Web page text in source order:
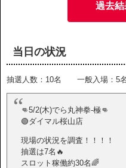
過去結
当日の状況
抽選人数：10名 一般入場：5名
👊5/2(木)でら丸神拳-極👊
🟢ダイマル桜山店
現場の状況を調査！！！！
抽選は7名🔥
スロット稼働約30名🌈